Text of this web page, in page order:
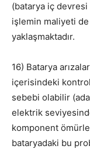
(batarya iç devresi
işlemin maliyeti
yaklaşmaktadır.
16) Batarya
içerisindeki
sebebi olabilir
elektrik
komponent
bataryadaki bu